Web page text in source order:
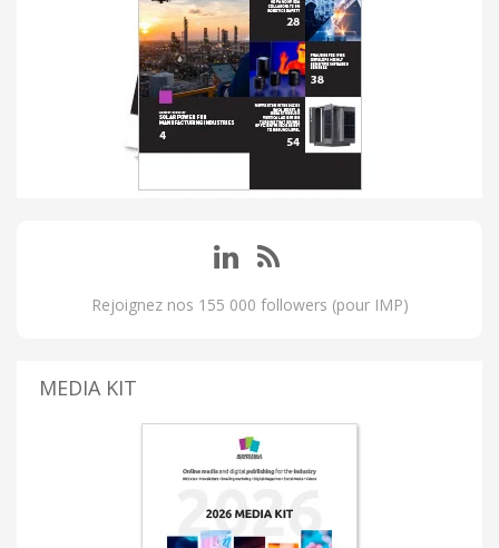
Rejoignez nos 155 000 followers (pour IMP)
MEDIA KIT